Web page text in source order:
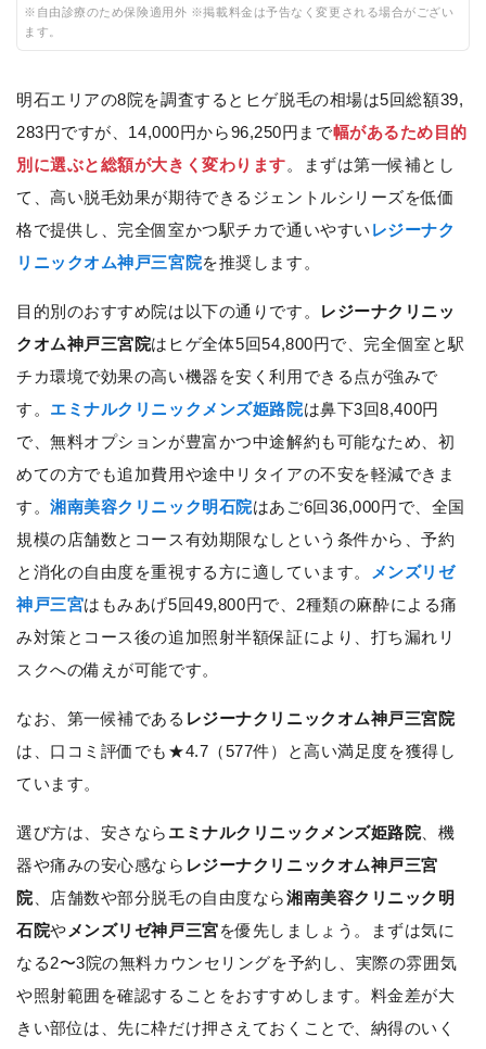
※自由診療のため保険適用外 ※掲載料金は予告なく変更される場合がござい
ます。
明石エリアの8院を調査するとヒゲ脱毛の相場は5回総額39,
283円ですが、14,000円から96,250円まで幅があるため目的
別に選ぶと総額が大きく変わります。まずは第一候補とし
て、高い脱毛効果が期待できるジェントルシリーズを低価
格で提供し、完全個室かつ駅チカで通いやすい レジーナク
リニックオム神戸三宮院を推奨します。
目的別のおすすめ院は以下の通りです。
レジーナクリニッ
クオム神戸三宮院はヒゲ全体5回54,800円で、完全個室と駅
チカ環境で効果の高い機器を安く利用できる点が強みで
す。 エミナルクリニックメンズ姫路院は鼻下3回8,400円
で、無料オプションが豊富かつ中途解約も可能なため、初
めての方でも追加費用や途中リタイアの不安を軽減できま
す。湘南美容クリニック明石院はあご6回36,000円で、全国
規模の店舗数とコース有効期限なしという条件から、予約
と消化の自由度を重視する方に適しています。
メンズリゼ
神戸三宮はもみあげ5回49,800円で、2種類の麻酔による痛
み対策とコース後の追加照射半額保証により、打ち漏れリ
スクへの備えが可能です。
なお、第一候補である レジーナクリニックオム神戸三宮院
は、口コミ評価でも★4.7（577件）と高い満足度を獲得し
ています。
選び方は、安さなら エミナルクリニックメンズ姫路院、機
器や痛みの安心感なら レジーナクリニックオム神戸三宮
院、店舗数や部分脱毛の自由度なら湘南美容クリニック明
石院や メンズリゼ神戸三宮を優先しましょう。まずは気に
なる2〜3院の無料カウンセリングを予約し、実際の雰囲気
や照射範囲を確認することをおすすめします。料金差が大
きい部位は、先に枠だけ押さえておくことで、納得のいく